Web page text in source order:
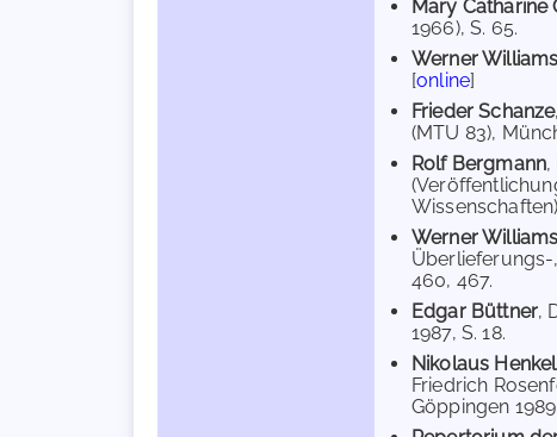
Mary Catharine
1966), S. 65.
Werner
[online]
Frieder Schanze
(MTU 83),
Rolf Bergmann,
Werner
Überlieferungs-
460, 467.
Edgar Büttner,
1987, S. 18.
Nikolaus Henkel
Friedrich
Göppingen